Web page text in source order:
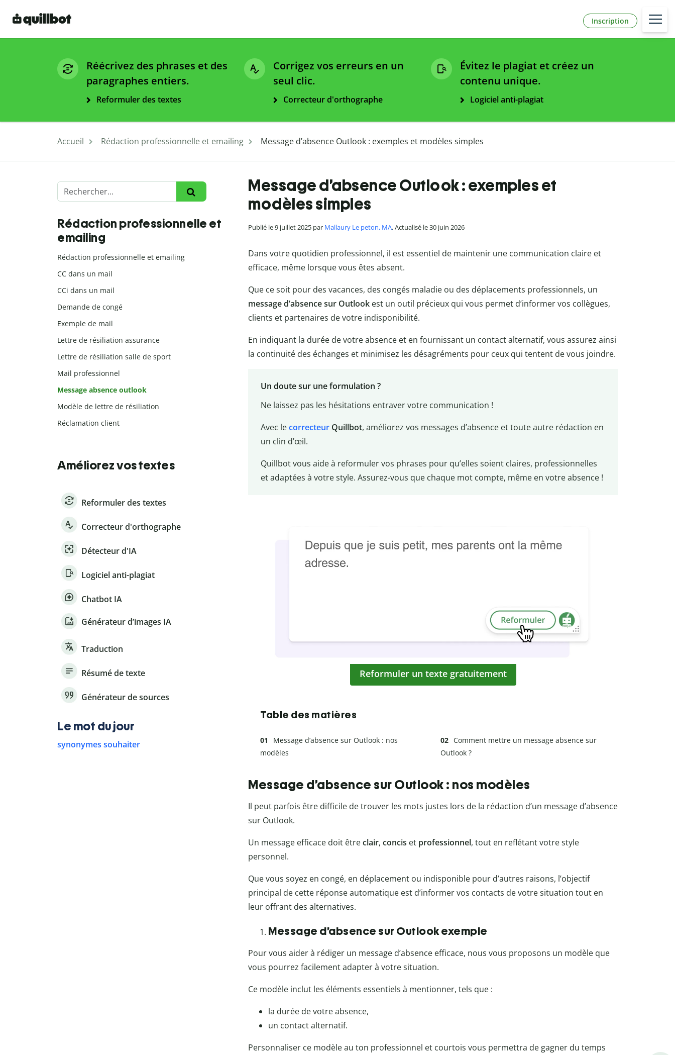
Inscription
Réécrivez des phrases et des
paragraphes entiers.
Reformuler des textes
Corrigez vos erreurs en un
seul clic.
Correcteur d'orthographe
Évitez le plagiat et créez un
contenu unique.
Logiciel anti-plagiat
Accueil Rédaction professionnelle et emailing Message d’absence Outlook : exemples et modèles simples
Message d’absence Outlook : exemples et
modèles simples
Publié le 9 juillet 2025 par Mallaury Le peton, MA. Actualisé le 30 juin 2026
Dans votre quotidien professionnel, il est essentiel de maintenir une communication claire et
efficace, même lorsque vous êtes absent.
Que ce soit pour des vacances, des congés maladie ou des déplacements professionnels, un
message d’absence sur Outlook est un outil précieux qui vous permet d’informer vos collègues,
clients et partenaires de votre indisponibilité.
En indiquant la durée de votre absence et en fournissant un contact alternatif, vous assurez ainsi
la continuité des échanges et minimisez les désagréments pour ceux qui tentent de vous joindre.
Un doute sur une formulation ?
Ne laissez pas les hésitations entraver votre communication !
Avec lecorrecteurQuillbot, améliorez vos messages d’absence et toute autre rédaction en
un clin d’œil.
Quillbot vous aide à reformuler vos phrases pour qu’elles soient claires, professionnelles
et adaptées à votre style. Assurez-vous que chaque mot compte, même en votre absence !
Reformuler un texte gratuitement
Table des matières
Message d’absence sur Outlook : nos
modèles
Comment mettre un message absence sur
Outlook ?
Message d’absence sur Outlook : nos modèles
Il peut parfois être difficile de trouver les mots justes lors de la rédaction d’un message d’absence
sur Outlook.
Un message efficace doit êtreclair, concis et professionnel, tout en reflétant votre style
personnel.
Que vous soyez en congé, en déplacement ou indisponible pour d’autres raisons, l’objectif
principal de cette réponse automatique est d’informer vos contacts de votre situation tout en
leur offrant des alternatives.
Message d’absence sur Outlook exemple
Pour vous aider à rédiger un message d’absence efficace, nous vous proposons un modèle que
vous pourrez facilement adapter à votre situation.
Ce modèle inclut les éléments essentiels à mentionner, tels que :
la durée de votre absence,
un contact alternatif.
Personnaliser ce modèle au ton professionnel et courtois vous permettra de gagner du temps
Rédaction professionnelle et
emailing
Rédaction professionnelle et emailing
CC dans un mail
CCi dans un mail
Demande de congé
Exemple de mail
Lettre de résiliation assurance
Lettre de résiliation salle de sport
Mail professionnel
Message absence outlook
Modèle de lettre de résiliation
Réclamation client
Améliorez vos textes
Reformuler des textes
Correcteur d'orthographe
Détecteur d'IA
Logiciel anti-plagiat
Chatbot IA
Générateur d’images IA
Traduction
Résumé de texte
Générateur de sources
Le mot du jour
synonymes souhaiter